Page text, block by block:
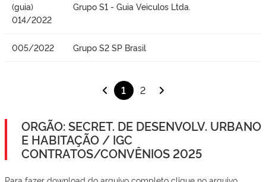
(guia)
014/2022
Grupo S1 - Guia Veiculos Ltda.
005/2022 Grupo S2 SP Brasil
1 2
ORGÃO: SECRET. DE DESENVOLV. URBANO
E HABITAÇÃO / IGC
CONTRATOS/CONVÊNIOS 2025